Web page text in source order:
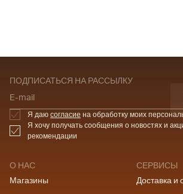
О НАС
Магазины
СЕРВИСЫ
Доставка и
ПОДПИСАТЬСЯ НА РАССЫЛКУ
E-mail
Я даю согласие на обработку моих
Я хочу получать сообщения о новостях и
рекомендации